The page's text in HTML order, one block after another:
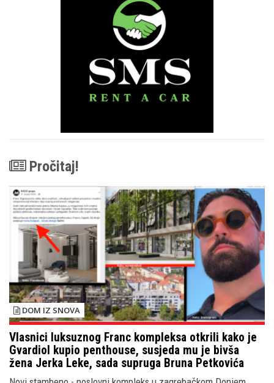
Pročitaj!
DOM IZ SNOVA
Vlasnici luksuznog Franc kompleksa otkrili kako je
Gvardiol kupio penthouse, susjeda mu je bivša
žena Jerka Leke, sada supruga Bruna Petkovića